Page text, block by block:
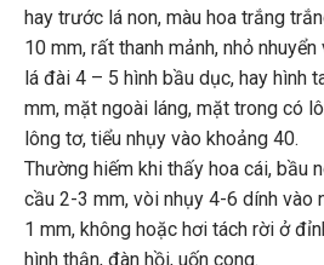
hay trước lá non, màu hoa trắng
10 mm, rất thanh mảnh, nhỏ
lá đài 4 – 5 hình bầu dục, hay hình
mm, mặt ngoài láng, mặt trong có
lông tơ, tiểu nhụy vào khoảng 40.
Thường hiếm khi thấy hoa cái, bầu
cầu 2-3 mm, vòi nhụy 4-6 dính vào
1 mm, không hoặc hơi tách rời ở
hình thận, đàn hồi, uốn cong.